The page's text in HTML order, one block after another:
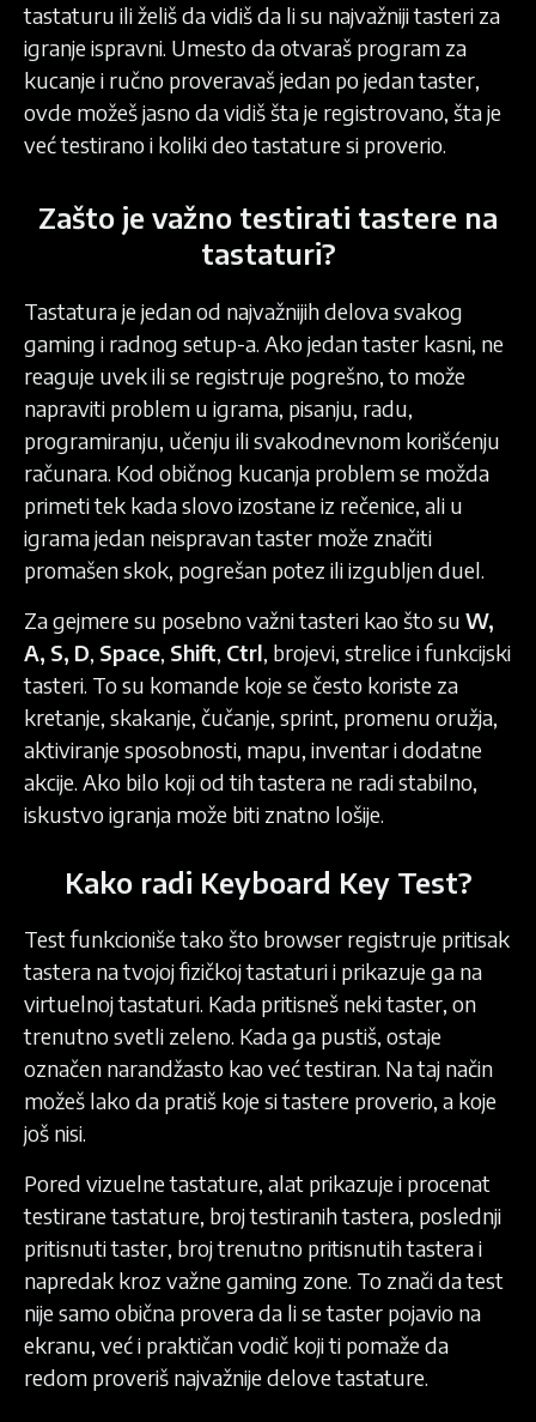
tastaturu ili želiš da vidiš da li su najvažniji tasteri za
igranje ispravni. Umesto da otvaraš program za
kucanje i ručno proveravaš jedan po jedan taster,
ovde možeš jasno da vidiš šta je registrovano, šta je
već testirano i koliki deo tastature si proverio.
Zašto je važno testirati tastere na
tastaturi?
Tastatura je jedan od najvažnijih delova svakog
gaming i radnog setup-a. Ako jedan taster kasni, ne
reaguje uvek ili se registruje pogrešno, to može
napraviti problem u igrama, pisanju, radu,
programiranju, učenju ili svakodnevnom korišćenju
računara. Kod običnog kucanja problem se možda
primeti tek kada slovo izostane iz rečenice, ali u
igrama jedan neispravan taster može značiti
promašen skok, pogrešan potez ili izgubljen duel.
Za gejmere su posebno važni tasteri kao što su W,
A, S, D, Space, Shift, Ctrl, brojevi, strelice i funkcijski
tasteri. To su komande koje se često koriste za
kretanje, skakanje, čučanje, sprint, promenu oružja,
aktiviranje sposobnosti, mapu, inventar i dodatne
akcije. Ako bilo koji od tih tastera ne radi stabilno,
iskustvo igranja može biti znatno lošije.
Kako radi Keyboard Key Test?
Test funkcioniše tako što browser registruje pritisak
tastera na tvojoj fizičkoj tastaturi i prikazuje ga na
virtuelnoj tastaturi. Kada pritisneš neki taster, on
trenutno svetli zeleno. Kada ga pustiš, ostaje
označen narandžasto kao već testiran. Na taj način
možeš lako da pratiš koje si tastere proverio, a koje
još nisi.
Pored vizuelne tastature, alat prikazuje i procenat
testirane tastature, broj testiranih tastera, poslednji
pritisnuti taster, broj trenutno pritisnutih tastera i
napredak kroz važne gaming zone. To znači da test
nije samo obična provera da li se taster pojavio na
ekranu, već i praktičan vodič koji ti pomaže da
redom proveriš najvažnije delove tastature.